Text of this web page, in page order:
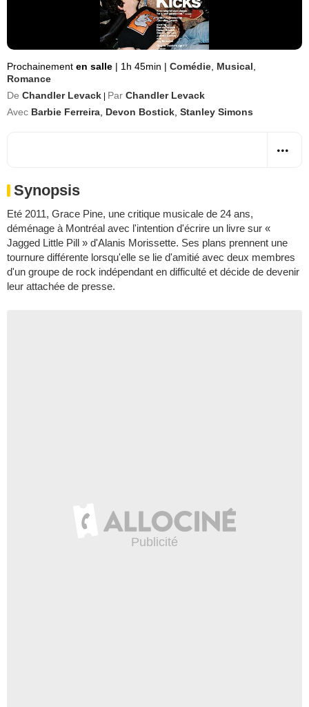
Prochainement en salle | 1h 45min | Comédie Musical
Romance
De Chandler Levack Par Chandler Levack
Avec Barbie Ferreira Devon Bostick Stanley Simons
Synopsis
Eté 2011, Grace Pine, une critique musicale de 24 ans,
déménage à Montréal avec l'intention d'écrire un livre sur «
Jagged Little Pill » d'Alanis Morissette. Ses plans prennent une
tournure différente lorsqu'elle se lie d'amitié avec deux membres
d'un groupe de rock indépendant en difficulté et décide de devenir
leur attachée de presse.